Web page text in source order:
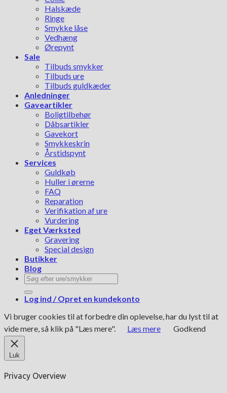
Halskæde
Ringe
Smykke låse
Vedhæng
Ørepynt
Sale
Tilbuds smykker
Tilbuds ure
Tilbuds guldkæder
Anledninger
Gaveartikler
Boligtilbehør
Dåbsartikler
Gavekort
Smykkeskrin
Årstidspynt
Services
Guldkøb
Huller i ørerne
FAQ
Reparation
Verifikation af ure
Vurdering
Eget Værksted
Gravering
Special design
Butikker
Blog
Søg
efter:
Log ind / Opret en kundekonto
Vi bruger cookies til at forbedre din oplevelse, har du lyst til at
vide mere, så klik på "Læs mere".
Læs mere Godkend
Luk
Privacy Overview